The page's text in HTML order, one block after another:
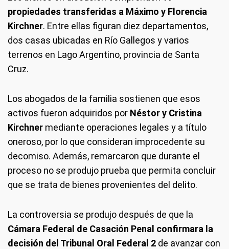
propiedades transferidas a Máximo y Florencia
Kirchner. Entre ellas figuran diez departamentos,
dos casas ubicadas en Río Gallegos y varios
terrenos en Lago Argentino, provincia de Santa
Cruz.
Los abogados de la familia sostienen que esos
activos fueron adquiridos por Néstor y Cristina
Kirchner mediante operaciones legales y a título
oneroso, por lo que consideran improcedente su
decomiso. Además, remarcaron que durante el
proceso no se produjo prueba que permita concluir
que se trata de bienes provenientes del delito.
La controversia se produjo después de que la
Cámara Federal de Casación Penal confirmara la
decisión del Tribunal Oral Federal 2 de avanzar con